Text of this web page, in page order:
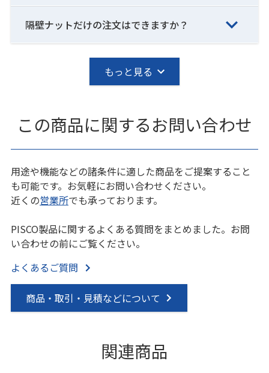
隔壁ナットだけの注文はできますか？
もっと見る
この商品に関するお問い合わせ
用途や機能などの諸条件に適した商品をご提案すること
も可能です。お気軽にお問い合わせください。
近くの営業所でも承っております。
PISCO製品に関するよくある質問をまとめました。お問
い合わせの前にご覧ください。
よくあるご質問
商品・取引・見積などについて
関連商品